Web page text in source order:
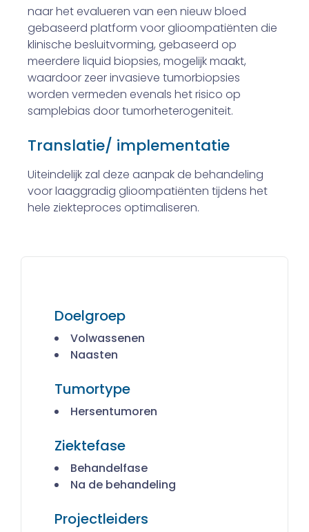
naar het evalueren van een nieuw bloed
gebaseerd platform voor glioompatiënten die
klinische besluitvorming, gebaseerd op
meerdere liquid biopsies, mogelijk maakt,
waardoor zeer invasieve tumorbiopsies
worden vermeden evenals het risico op
samplebias door tumorheterogeniteit.
Translatie/ implementatie
Uiteindelijk zal deze aanpak de behandeling
voor laaggradig glioompatiënten tijdens het
hele ziekteproces optimaliseren.
Doelgroep
Volwassenen
Naasten
Tumortype
Hersentumoren
Ziektefase
Behandelfase
Na de behandeling
Projectleiders